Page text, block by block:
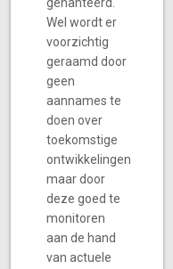
Wel wordt er
voorzichtig
geraamd door
geen
aannames te
doen over
toekomstige
ontwikkelingen
maar door
deze goed te
monitoren
aan de hand
van actuele